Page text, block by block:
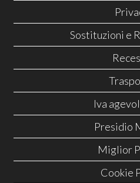
Sostituzioni e
Iva
Presidio
Miglior
Cookie